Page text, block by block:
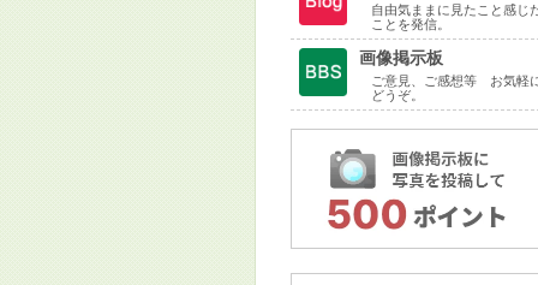
自由気ままに見たこと感じ
ことを発信。
画像掲示板
ご意見、ご感想等 お気軽
どうぞ。